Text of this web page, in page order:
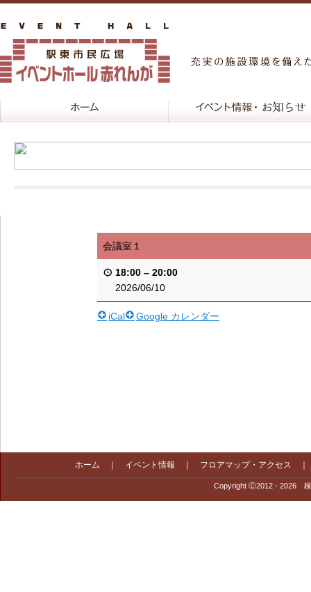
会議室１
18:00 – 20:00
2026/06/10
iCal Google カレンダー
ホーム イベント情報 フロアマップ・アクセス
Copyright Ⓒ2012 - 2026 株